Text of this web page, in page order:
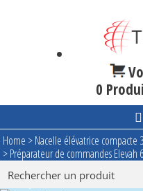
0
Home >Nacelle élévatrice compacte
>Préparateur de commandes
Préparateur